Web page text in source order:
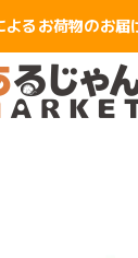
よるお荷物のお届